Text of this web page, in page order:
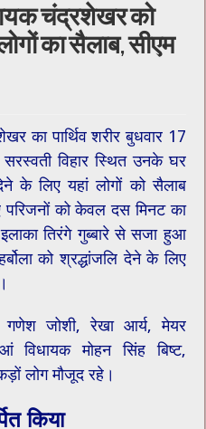
चंद्रशेखर को
का सैलाब, सीएम
का पार्थिव शरीर बुधवार 17
विहार स्थित उनके घर
के लिए यहां लोगों को सैलाब
को केवल दस मिनट का
तिरंगे गुब्बारे से सजा हुआ
को श्रद्धांजलि देने के लिए
गणेश जोशी, रेखा आर्य, मेयर
विधायक मोहन सिंह बिष्ट,
लोग मौजूद रहे।
किया